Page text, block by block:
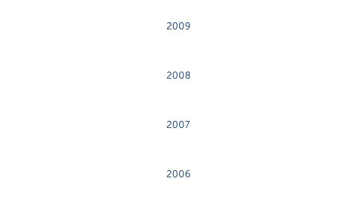
2009
2008
2007
2006